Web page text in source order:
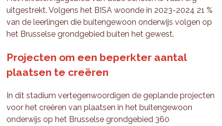
uitgestrekt. Volgens het BISA woonde in 2023-2024 21 %
van de leerlingen die buitengewoon onderwijs volgen op
het Brusselse grondgebied buiten het gewest.
Projecten om een beperkter aantal
plaatsen te creëren
In dit stadium vertegenwoordigen de geplande projecten
voor het creëren van plaatsen in het buitengewoon
onderwijs op het Brusselse grondgebied 360